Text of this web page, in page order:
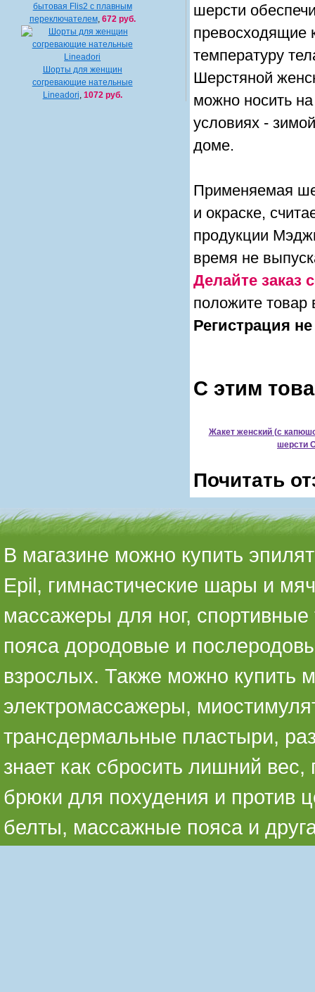
бытовая Flis2 с плавным
переключателем, 672 руб.
Шорты для женщин
согревающие нательные
Lineadori 1072 руб.
шерсти
превосходящие
температуру
Шерстяной
можно носить
условиях -
доме.
Применяемая
и окраске,
продукции
время не
Делайте заказ
положите товар
Регистрация
С этим
Жакет женский (с
шерсти
Почитать
В магазине можно купить
Epil, гимнастические шары и
массажеры для ног,
пояса дородовые и
взрослых. Также можно купить
электромассажеры,
трансдермальные пластыри,
знает как сбросить лишний
брюки для похудения и против
белты, массажные пояса и